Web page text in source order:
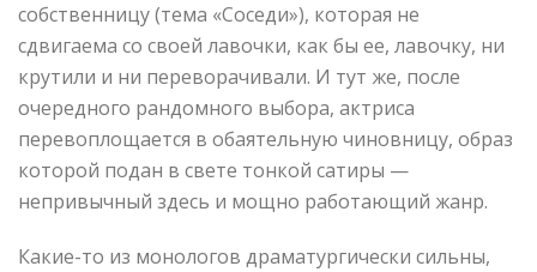
собственницу (тема «Соседи»), которая не
сдвигаема со своей лавочки, как бы ее, лавочку, ни
крутили и ни переворачивали. И тут же, после
очередного рандомного выбора, актриса
перевоплощается в обаятельную чиновницу, образ
которой подан в свете тонкой сатиры —
непривычный здесь и мощно работающий жанр.
Какие-то из монологов драматургически сильны,